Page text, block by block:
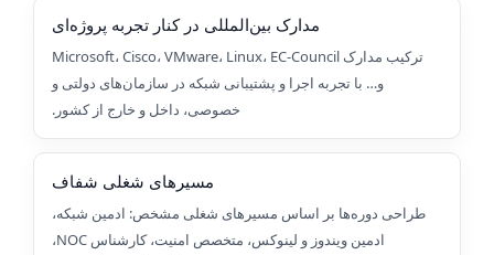
مدارک بین‌المللی در کنار تجربه پروژه‌ای
ترکیب مدارک Microsoft، Cisco، VMware، Linux، EC-Council
و… با تجربه اجرا و پشتیبانی شبکه در سازمان‌های دولتی و
خصوصی، داخل و خارج از کشور.
مسیرهای شغلی شفاف
طراحی دوره‌ها بر اساس مسیرهای شغلی مشخص: ادمین شبکه،
ادمین ویندوز و لینوکس، متخصص امنیت، کارشناس NOC،